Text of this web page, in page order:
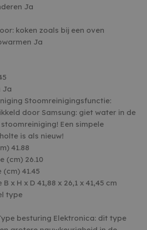
Ja
koken zoals bij een oven
Ja
Ja
Stoomreinigingsfunctie:
door Samsung: giet water in de
Een simpele
is als nieuw!
41.88
(cm) 26.10
41.45
x H x D 41,88 x 26,1 x 41,45 cm
type
besturing Elektronica: dit type